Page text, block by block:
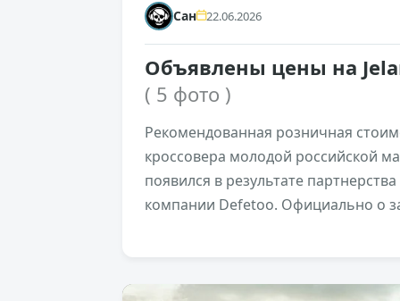
Сан 22.06.2026
Объявлены цены на
( 5 фото )
Рекомендованная розничная
кроссовера молодой российской
появился в результате
компании Defetoo. Официально о